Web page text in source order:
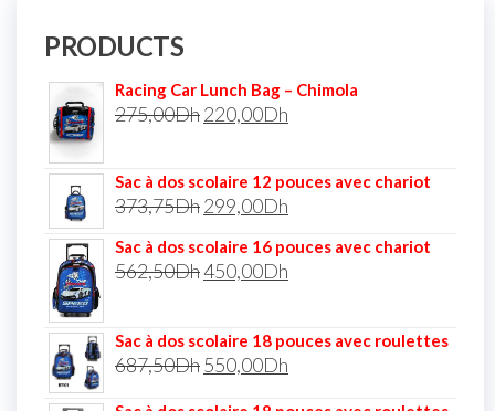
PRODUCTS
Racing Car Lunch Bag – Chimola
275,00Dh220,00Dh
Sac à dos scolaire 12 pouces avec chariot
373,75Dh299,00Dh
Sac à dos scolaire 16 pouces avec chariot
562,50Dh450,00Dh
Sac à dos scolaire 18 pouces avec roulettes
687,50Dh550,00Dh